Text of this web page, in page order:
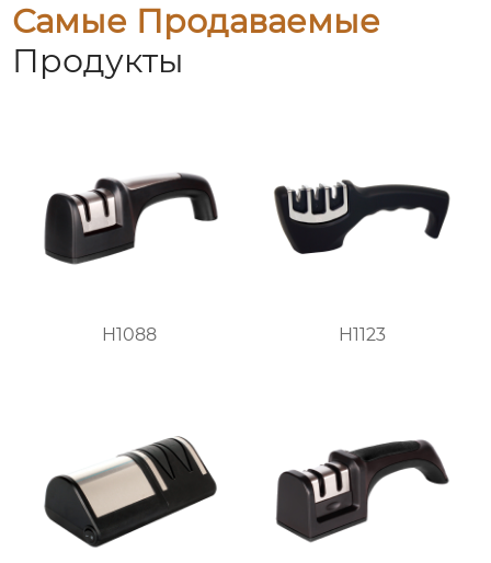
Самые Продаваемые
Продукты
H1088 H1123